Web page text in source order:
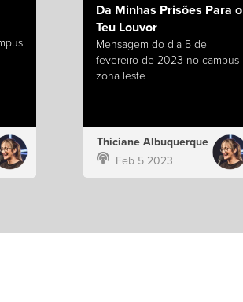
Da Minhas Prisões Para o
Teu Louvor
Mensagem do dia 5 de
fevereiro de 2023 no campus
zona leste
Thiciane Albuquerque
Feb 5 2023